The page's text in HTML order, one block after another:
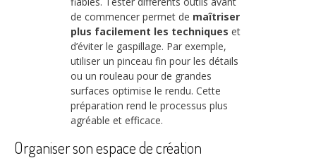
de commencer permet de maîtriser
plus facilement les techniques et
d’éviter le gaspillage. Par exemple,
utiliser un pinceau fin pour les détails
ou un rouleau pour de grandes
surfaces optimise le rendu. Cette
préparation rend le processus plus
agréable et efficace.
Organiser son espace de création